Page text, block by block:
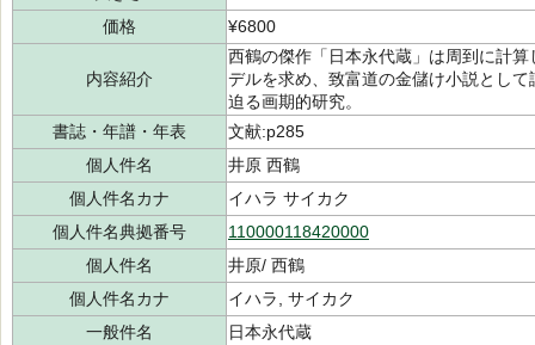
価格
¥6800
内容紹介
西鶴の傑作「日本永代蔵」は周到に計
デルを求め、致富道の金儲け小説とし
迫る画期的研究。
書誌・年譜・年表
文献:p285
個人件名
井原 西鶴
個人件名カナ
イハラ サイカク
個人件名典拠番号
110000118420000
個人件名
井原/ 西鶴
個人件名カナ
イハラ, サイカク
一般件名
日本永代蔵